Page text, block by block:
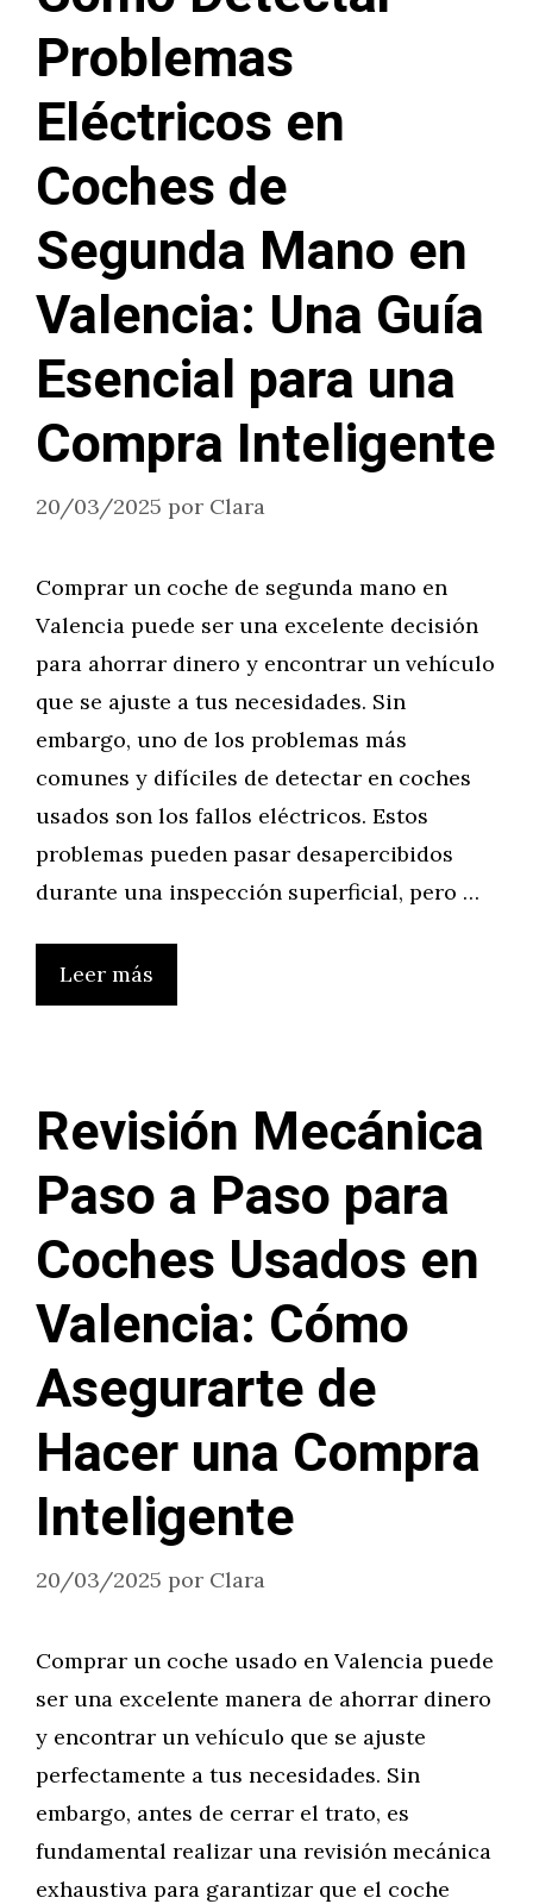
Problemas
Eléctricos en
Coches de
Segunda Mano en
Valencia: Una Guía
Esencial para una
Compra Inteligente
20/03/2025 por Clara
Comprar un coche de segunda mano en
Valencia puede ser una excelente decisión
para ahorrar dinero y encontrar un vehículo
que se ajuste a tus necesidades. Sin
embargo, uno de los problemas más
comunes y difíciles de detectar en coches
usados son los fallos eléctricos. Estos
problemas pueden pasar desapercibidos
durante una inspección superficial, pero …
Leer más
Revisión Mecánica
Paso a Paso para
Coches Usados en
Valencia: Cómo
Asegurarte de
Hacer una Compra
Inteligente
20/03/2025 por Clara
Comprar un coche usado en Valencia puede
ser una excelente manera de ahorrar dinero
y encontrar un vehículo que se ajuste
perfectamente a tus necesidades. Sin
embargo, antes de cerrar el trato, es
fundamental realizar una revisión mecánica
exhaustiva para garantizar que el coche